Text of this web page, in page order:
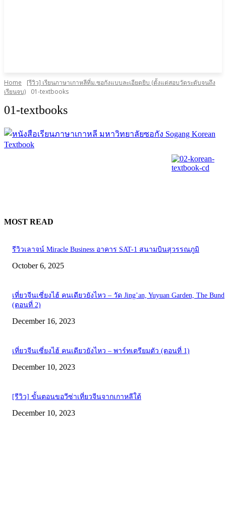
Home
[รีวิว] เรียนภาษาเกาหลีที่ม.ซอกังแบบละเอียดยิบ (ตั้งแต่สอบวัดระดับจนถึง
เรียนจบ)
01-textbooks
01-textbooks
MOST READ
รีวิวเลาจน์ Miracle Business อาคาร SAT-1 สนามบินสุวรรณภูมิ
October 6, 2025
เที่ยวจีนเซี่ยงไฮ้ คนเดียวยังไหว – วัด Jing’an, Yuyuan Garden, The Bund
(ตอนที่ 2)
December 16, 2023
เที่ยวจีนเซี่ยงไฮ้ คนเดียวยังไหว – พาร์ทเตรียมตัว (ตอนที่ 1)
December 10, 2023
[รีวิว] ขั้นตอนขอวีซ่าเที่ยวจีนจากเกาหลีใต้
December 10, 2023